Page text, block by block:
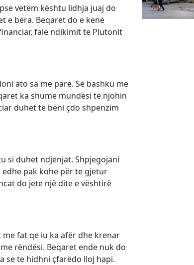
vetëm kështu lidhja juaj do
e bëra. Beqaret do e kenë
fale ndikimit te Plutonit
ato sa me pare. Se bashku me
ka shume mundësi te njohin
duhet te bëni çdo shpenzim
si duhet ndjenjat. Shpjegojani
pak kohe për te gjetur
do jete një dite e vështirë
fat qe iu ka afër dhe krenar
rëndësi. Beqaret ende nuk do
se te hidhni çfarëdo lloj hapi.